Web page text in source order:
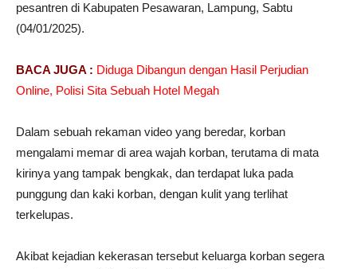
pesantren di Kabupaten Pesawaran, Lampung, Sabtu
(04/01/2025).
BACA JUGA : Diduga Dibangun dengan Hasil Perjudian
Online, Polisi Sita Sebuah Hotel Megah
Dalam sebuah rekaman video yang beredar, korban
mengalami memar di area wajah korban, terutama di mata
kirinya yang tampak bengkak, dan terdapat luka pada
punggung dan kaki korban, dengan kulit yang terlihat
terkelupas.
Akibat kejadian kekerasan tersebut keluarga korban segera